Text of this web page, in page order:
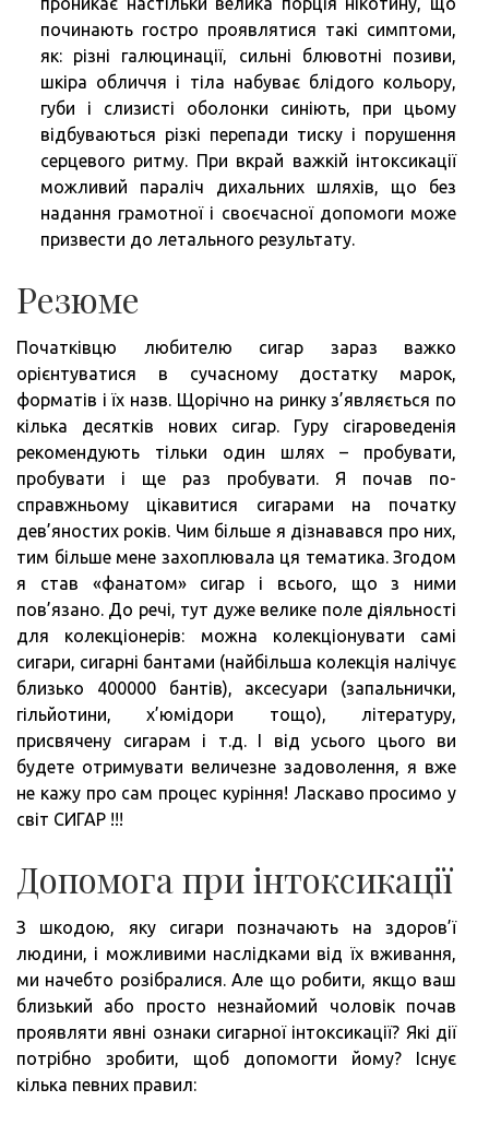
починають гостро проявлятися такі симптоми,
як: різні галюцинації, сильні блювотні позиви,
шкіра обличчя і тіла набуває блідого кольору,
губи і слизисті оболонки синіють, при цьому
відбуваються різкі перепади тиску і порушення
серцевого ритму. При вкрай важкій інтоксикації
можливий параліч дихальних шляхів, що без
надання грамотної і своєчасної допомоги може
призвести до летального результату.
Резюме
Початківцю любителю сигар зараз важко
орієнтуватися в сучасному достатку марок,
форматів і їх назв. Щорічно на ринку з’являється по
кілька десятків нових сигар. Гуру сігароведенія
рекомендують тільки один шлях – пробувати,
пробувати і ще раз пробувати. Я почав по-
справжньому цікавитися сигарами на початку
дев’яностих років. Чим більше я дізнавався про них,
тим більше мене захоплювала ця тематика. Згодом
я став «фанатом» сигар і всього, що з ними
пов’язано. До речі, тут дуже велике поле діяльності
для колекціонерів: можна колекціонувати самі
сигари, сигарні бантами (найбільша колекція налічує
близько 400000 бантів), аксесуари (запальнички,
гільйотини, х’юмідори тощо), літературу,
присвячену сигарам і т.д. І від усього цього ви
будете отримувати величезне задоволення, я вже
не кажу про сам процес куріння! Ласкаво просимо у
світ СИГАР !!!
Допомога при інтоксикації
З шкодою, яку сигари позначають на здоров’ї
людини, і можливими наслідками від їх вживання,
ми начебто розібралися. Але що робити, якщо ваш
близький або просто незнайомий чоловік почав
проявляти явні ознаки сигарної інтоксикації? Які дії
потрібно зробити, щоб допомогти йому? Існує
кілька певних правил: